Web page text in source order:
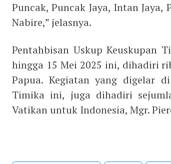
Puncak, Puncak Jaya, Intan
Nabire,” jelasnya.
Pentahbisan Uskup Keuskupan
hingga 15 Mei 2025 ini, dihadiri
Papua. Kegiatan yang digelar
Timika ini, juga dihadiri
Vatikan untuk Indonesia, Mgr.